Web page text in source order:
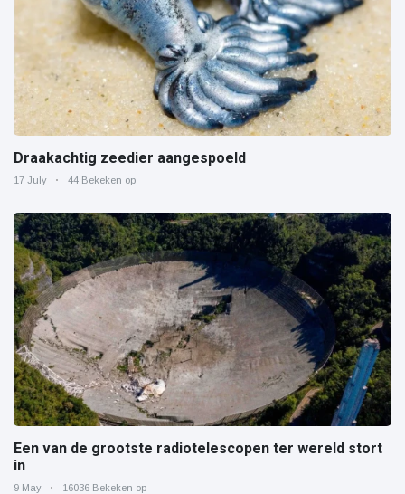
Draakachtig zeedier aangespoeld
17 July 44 Bekeken op
Een van de grootste radiotelescopen ter wereld stort
in
9 May 16036 Bekeken op